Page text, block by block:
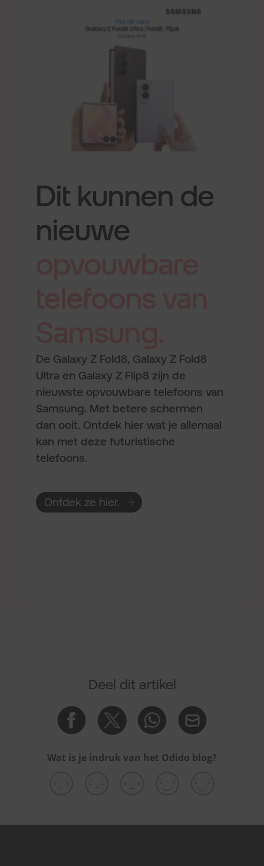
Dit kunnen de
nieuwe
De Galaxy Z Fold8, Galaxy Z Fold8
Ultra en Galaxy Z Flip8 zijn de
nieuwste opvouwbare telefoons van
Samsung. Met betere schermen
dan ooit. Ontdek hier wat je allemaal
kan met deze futuristische
telefoons.
Ontdek ze hier.
Deel dit artikel
Wat is je indruk van het Odido blog?